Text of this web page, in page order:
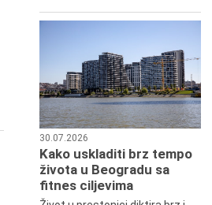
30.07.2026
Kako uskladiti brz tempo
života u Beogradu sa
fitnes ciljevima
Preminula je Đurđija Cvetić,
pozorišna, filmska i TV glumica.